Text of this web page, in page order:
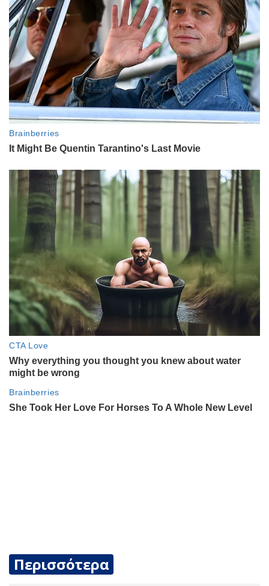
Περισσότερα